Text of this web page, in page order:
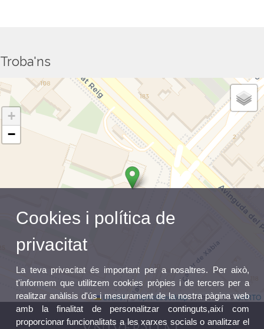
Troba'ns
+
−
Leaflet|©OpenStreetMapcontributors ©CARTO
Cookies i política de
privacitat
La teva privacitat és important per a nosaltres. Per això,
t'informem que utilitzem cookies pròpies i de tercers per a
realitzar anàlisis d'ús i mesurament de la nostra pàgina web
amb la finalitat de personalitzar continguts,així com
proporcionar funcionalitats a les xarxes socials o analitzar el